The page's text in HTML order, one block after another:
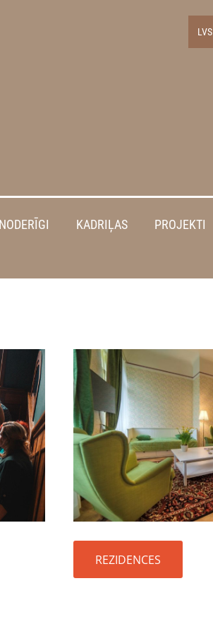
LVS
NODERĪGI KADRIĻAS PROJEKTI
REZIDENCES